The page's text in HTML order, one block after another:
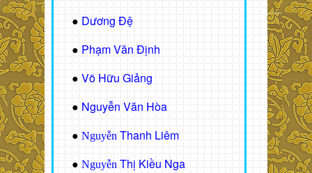
● Dương Đệ
● Phạm Văn Định
● Võ Hữu Giảng
● Nguyễn Văn Hòa
● Nguyễn Thanh Liêm
● Nguyễn Thị Kiều Nga